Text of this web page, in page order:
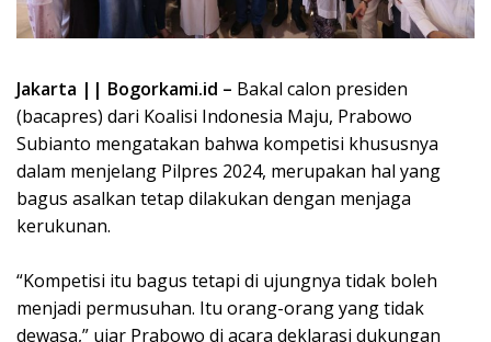
Jakarta || Bogorkami.id – Bakal calon presiden
(bacapres) dari Koalisi Indonesia Maju, Prabowo
Subianto mengatakan bahwa kompetisi khususnya
dalam menjelang Pilpres 2024, merupakan hal yang
bagus asalkan tetap dilakukan dengan menjaga
kerukunan.
“Kompetisi itu bagus tetapi di ujungnya tidak boleh
menjadi permusuhan. Itu orang-orang yang tidak
dewasa,” ujar Prabowo di acara deklarasi dukungan